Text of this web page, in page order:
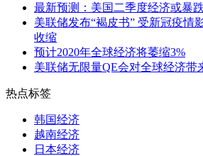
最新预测：美国二季度经济或暴
美联储发布“褐皮书” 受新冠疫情
收缩
预计2020年全球经济将萎缩3%
美联储无限量QE会对全球经济带
热点标签
韩国经济
越南经济
日本经济